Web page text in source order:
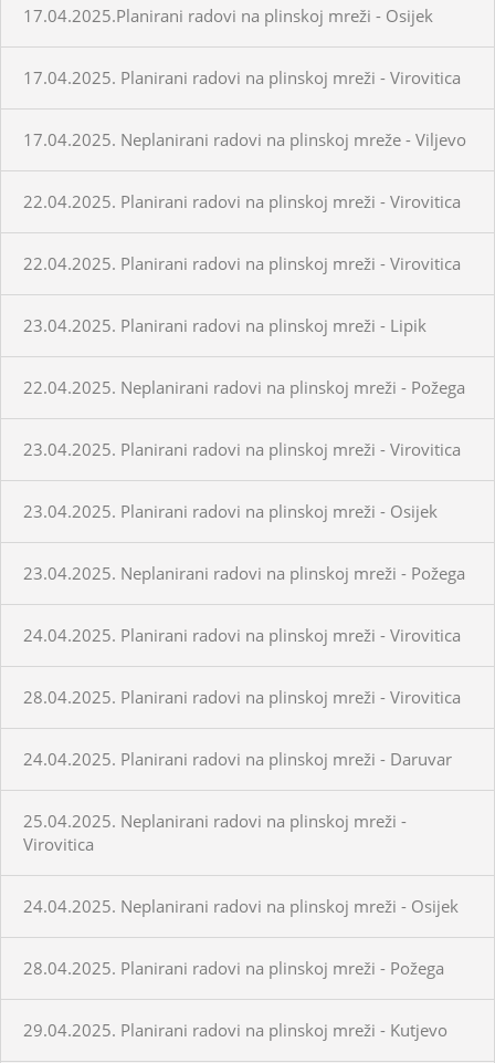
17.04.2025.Planirani radovi na plinskoj mreži - Osijek
17.04.2025. Planirani radovi na plinskoj mreži - Virovitica
17.04.2025. Neplanirani radovi na plinskoj mreže - Viljevo
22.04.2025. Planirani radovi na plinskoj mreži - Virovitica
22.04.2025. Planirani radovi na plinskoj mreži - Virovitica
23.04.2025. Planirani radovi na plinskoj mreži - Lipik
22.04.2025. Neplanirani radovi na plinskoj mreži - Požega
23.04.2025. Planirani radovi na plinskoj mreži - Virovitica
23.04.2025. Planirani radovi na plinskoj mreži - Osijek
23.04.2025. Neplanirani radovi na plinskoj mreži - Požega
24.04.2025. Planirani radovi na plinskoj mreži - Virovitica
28.04.2025. Planirani radovi na plinskoj mreži - Virovitica
24.04.2025. Planirani radovi na plinskoj mreži - Daruvar
25.04.2025. Neplanirani radovi na plinskoj mreži -
Virovitica
24.04.2025. Neplanirani radovi na plinskoj mreži - Osijek
28.04.2025. Planirani radovi na plinskoj mreži - Požega
29.04.2025. Planirani radovi na plinskoj mreži - Kutjevo